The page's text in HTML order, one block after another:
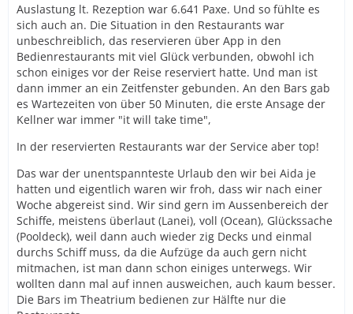
Auslastung lt. Rezeption war 6.641 Paxe. Und so fühlte es
sich auch an. Die Situation in den Restaurants war
unbeschreiblich, das reservieren über App in den
Bedienrestaurants mit viel Glück verbunden, obwohl ich
schon einiges vor der Reise reserviert hatte. Und man ist
dann immer an ein Zeitfenster gebunden. An den Bars gab
es Wartezeiten von über 50 Minuten, die erste Ansage der
Kellner war immer "it will take time",
In der reservierten Restaurants war der Service aber top!
Das war der unentspannteste Urlaub den wir bei Aida je
hatten und eigentlich waren wir froh, dass wir nach einer
Woche abgereist sind. Wir sind gern im Aussenbereich der
Schiffe, meistens überlaut (Lanei), voll (Ocean), Glückssache
(Pooldeck), weil dann auch wieder zig Decks und einmal
durchs Schiff muss, da die Aufzüge da auch gern nicht
mitmachen, ist man dann schon einiges unterwegs. Wir
wollten dann mal auf innen ausweichen, auch kaum besser.
Die Bars im Theatrium bedienen zur Hälfte nur die